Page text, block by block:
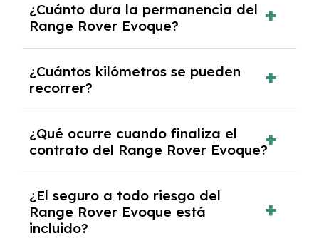
opciones y equipamiento adicional, siempre y
cuando lo pactes con la empresa de renting.
¿Cuánto dura la permanencia del
Range Rover Evoque?
renting, que normalmente varía entre 2 y 5
años.
¿Cuántos kilómetros se pueden
recorrer?
contrato y puede variar entre 10,000 y
30,000 km anuales. Si excedes ese límite,
puede haber un cargo adicional.
¿Qué ocurre cuando finaliza el
contrato del Range Rover Evoque?
coche, renovarlo por uno nuevo o, en algunos
casos, comprarlo a un precio previamente
acordado.
¿El seguro a todo riesgo del
Range Rover Evoque está
incluido?